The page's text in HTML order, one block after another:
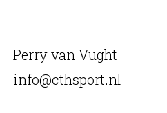
Perry van Vught
info@cthsport.nl